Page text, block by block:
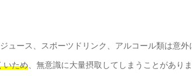
ュース、スポーツドリンク、アルコール類は意
いため 、無意識に大量摂取してしまうことがありま